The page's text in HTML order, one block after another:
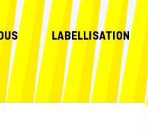
LABELLISATION